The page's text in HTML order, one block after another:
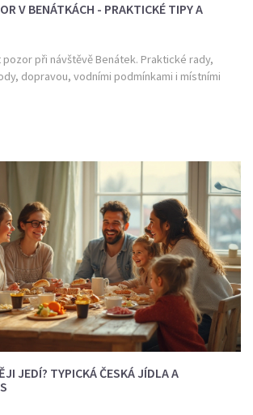
V BENÁTKÁCH - PRAKTICKÉ TIPY A
při návštěvě Benátek. Praktické rady,
dopravou, vodními podmínkami i místními
JEDÍ? TYPICKÁ ČESKÁ JÍDLA A